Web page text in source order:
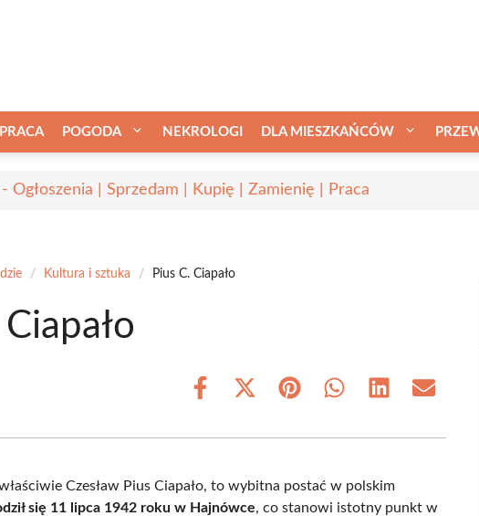
PRACA POGODA NEKROLOGI DLA MIESZKAŃCÓW
Ogłoszenia | Sprzedam | Kupię | Zamienię | Praca
/ Kultura i sztuka / Pius C. Ciapało
Share
Share
(Twitter)
Share Share Share Share
Czesław Pius Ciapało, to wybitna postać w polskim
się 11 lipca 1942 roku w Hajnówce, co stanowi istotny punkt w